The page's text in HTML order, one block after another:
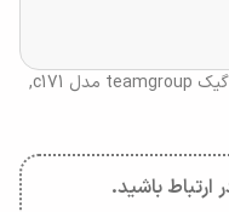
,
ارتباط باشید.